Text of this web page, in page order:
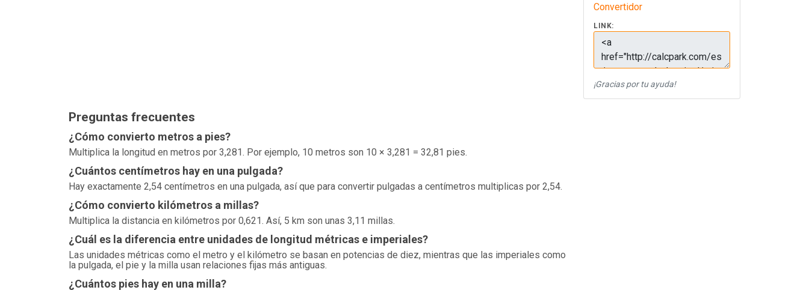
Convertidor
LINK:
¡Gracias por tu ayuda!
Preguntas frecuentes
¿Cómo convierto metros a pies?
Multiplica la longitud en metros por 3,281. Por ejemplo, 10 metros son 10 × 3,281 = 32,81 pies.
¿Cuántos centímetros hay en una pulgada?
Hay exactamente 2,54 centímetros en una pulgada, así que para convertir pulgadas a centímetros multiplicas por 2,54.
¿Cómo convierto kilómetros a millas?
Multiplica la distancia en kilómetros por 0,621. Así, 5 km son unas 3,11 millas.
¿Cuál es la diferencia entre unidades de longitud métricas e imperiales?
Las unidades métricas como el metro y el kilómetro se basan en potencias de diez, mientras que las imperiales como
la pulgada, el pie y la milla usan relaciones fijas más antiguas.
¿Cuántos pies hay en una milla?